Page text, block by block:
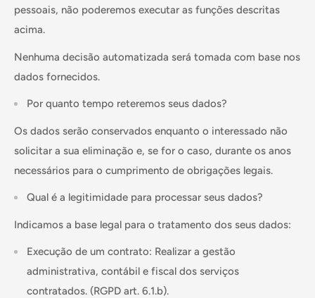
pessoais, não poderemos executar as funções descritas
acima.
Nenhuma decisão automatizada será tomada com base nos
dados fornecidos.
Por quanto tempo reteremos seus dados?
Os dados serão conservados enquanto o interessado não
solicitar a sua eliminação e, se for o caso, durante os anos
necessários para o cumprimento de obrigações legais.
Qual é a legitimidade para processar seus dados?
Indicamos a base legal para o tratamento dos seus dados:
Execução de um contrato: Realizar a gestão
administrativa, contábil e fiscal dos serviços
contratados. (RGPD art. 6.1.b).